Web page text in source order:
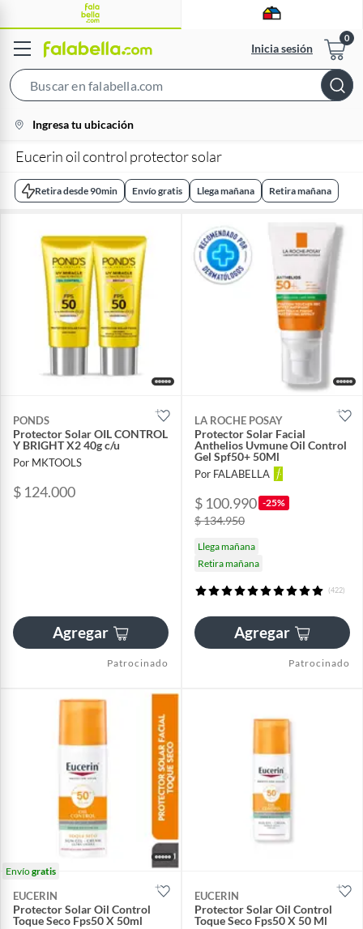
Inicia sesión
Bar
location-
icon
Ingresa tu ubicación
Eucerin oil control protector solar
Retira desde 90min Envío gratis Llega mañana Retira mañana
PONDS
Protector Solar OIL CONTROL
Y BRIGHT X2 40g c/u
Por MKTOOLS
$ 124.000
Agregar
Patrocinado
LA ROCHE POSAY
Protector Solar Facial
Anthelios Uvmune Oil Control
Gel Spf50+ 50Ml
Por FALABELLA
$ 100.990 -25%
$ 134.950
Llega mañana
Retira mañana
(422)
Agregar
Patrocinado
Envíogratis
EUCERIN
Protector Solar Oil Control
Toque Seco Fps50 X 50ml
EUCERIN
Protector Solar Oil Control
Toque Seco Fps50 X 50 Ml